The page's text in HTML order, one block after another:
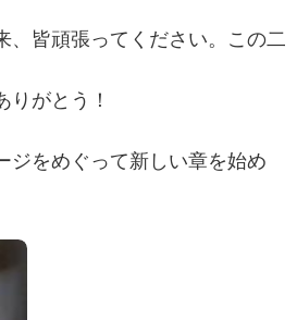
、皆頑張ってください。この二
がとう！
ジをめぐって新しい章を始め